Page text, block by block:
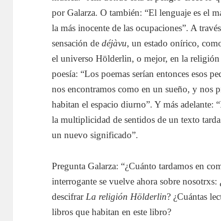
por Galarza. O también: “El lenguaje es el
la más inocente de las ocupaciones”. A
sensación dedéjàvu, un estado onírico,
el universo Hölderlin, o mejor, en la
poesía: “Los poemas serían entonces esos
nos encontramos como en un sueño, y nos
habitan el espacio diurno”. Y más adelante:
la multiplicidad de sentidos de un texto
un nuevo significado”.
Pregunta Galarza: “¿Cuánto tardamos en
interrogante se vuelve ahora sobre
descifrar La religión Hölderlin? ¿Cuántas
libros que habitan en este libro?